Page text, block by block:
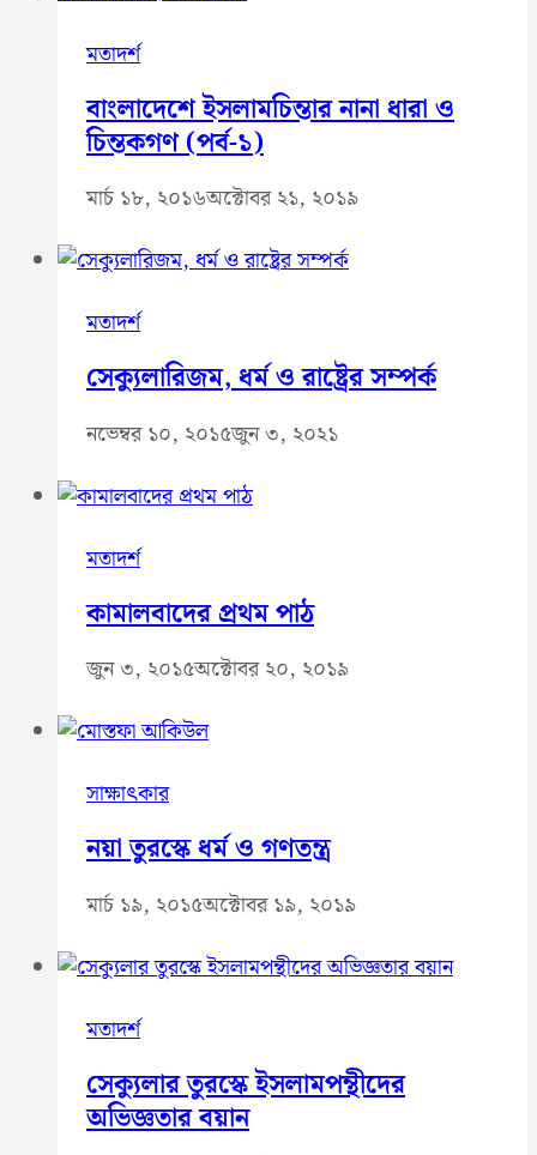
মতাদর্শ
বাংলাদেশে ইসলামচিন্তার নানা ধারা ও
চিন্তকগণ (পর্ব-১)
মার্চ ১৮, ২০১৬অক্টোবর ২১, ২০১৯
মতাদর্শ
সেক্যুলারিজম, ধর্ম ও রাষ্ট্রের সম্পর্ক
নভেম্বর ১০, ২০১৫জুন ৩, ২০২১
মতাদর্শ
কামালবাদের প্রথম পাঠ
জুন ৩, ২০১৫অক্টোবর ২০, ২০১৯
সাক্ষাৎকার
নয়া তুরস্কে ধর্ম ও গণতন্ত্র
মার্চ ১৯, ২০১৫অক্টোবর ১৯, ২০১৯
মতাদর্শ
সেক্যুলার তুরস্কে ইসলামপন্থীদের
অভিজ্ঞতার বয়ান